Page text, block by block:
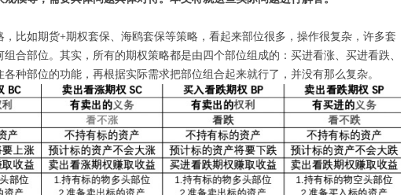
比如期货+期权套保、海鸥套保等策略，看起来部位很多，操作很复杂，许多套
合部位。其实，所有的期权策略都是由四个部位组成的：买进看涨、买进看跌、
种部位的功能，再根据实际需求把部位组合起来就行了，并没有那么复杂。